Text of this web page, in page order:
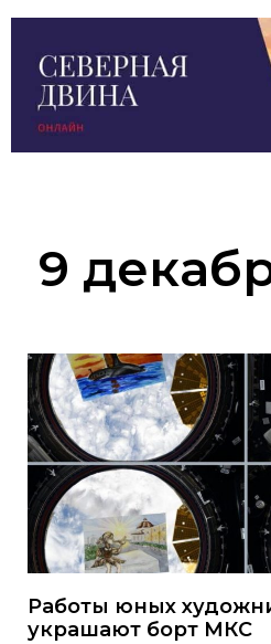
9
Работы юных
украшают борт МКС